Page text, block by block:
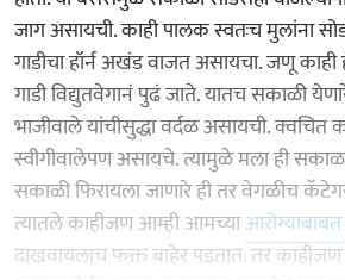
जाग असायची. काही पालक स्वतःच मुलांना
गाडीचा हॉर्न अखंड वाजत असायचा. जणू काही
गाडी विद्युतवेगानं पुढं जाते. यातच सकाळी
भाजीवाले यांचीसुद्धा वर्दळ असायची. क्वचित
स्वीगीवालेपण असायचे. त्यामुळे मला ही
सकाळी फिरायला जाणारे ही तर वेगळीच
त्यातले काहीजण आम्ही आमच्याआरोग्याबाबत
दाखवायलाच फक्त बाहेर पडतात. तर